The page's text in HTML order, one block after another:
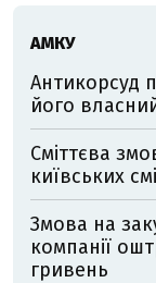
АМКУ
Антикорсуд
його
Сміттєва
київських
Змова на
компанії
гривень